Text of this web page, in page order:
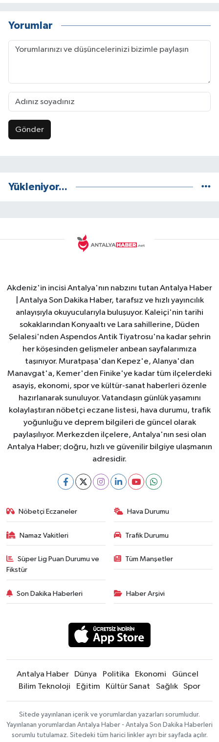
Yorumlar
Gönder
Yükleniyor...
Akdeniz'in incisi Antalya'nın nabzını tutan Antalya Haber
| Antalya Son Dakika Haber, tarafsız ve hızlı yayıncılık
anlayışıyla okuyucularıyla buluşuyor. Kaleiçi'nin tarihi
sokaklarından Konyaaltı ve Lara sahillerine, Düden
Şelalesi'nden Aspendos Antik Tiyatrosu'na kadar şehrin
her köşesinden gelişmeler anbean sayfalarımıza
taşınıyor. Muratpaşa'dan Kepez'e, Alanya'dan
Manavgat'a, Kemer'den Finike'ye kadar tüm ilçelerdeki
asayiş, ekonomi, spor ve kültür-sanat haberleri özenle
hazırlanarak sunuluyor. Vatandaşın günlük yaşamını
kolaylaştıran nöbetçi eczane listesi, hava durumu, trafik
yoğunluğu ve deprem bilgileri de güncel olarak
paylaşılıyor. Merkezden ilçelere, Antalya'nın sesi olan
Antalya Haber; doğru, hızlı ve güvenilir bilgiye ulaşmanın
adresidir.
Nöbetçi Eczaneler Hava Durumu
Namaz Vakitleri Trafik Durumu
Süper Lig Puan Durumu ve
Fikstür
Tüm Manşetler
Son Dakika Haberleri Haber Arşivi
Antalya Haber Dünya Politika Ekonomi
Güncel
Bilim Teknoloji
Eğitim Kültür Sanat Sağlık Spor
Sitede yayınlanan içerik ve yorumlardan yazarları sorumludur.
Yayınlanan yorumlardan Antalya Haber - Antalya Son Dakika Haberleri
sorumlu tutulamaz. Sitedeki tüm harici linkler ayrı bir sayfada açılır.